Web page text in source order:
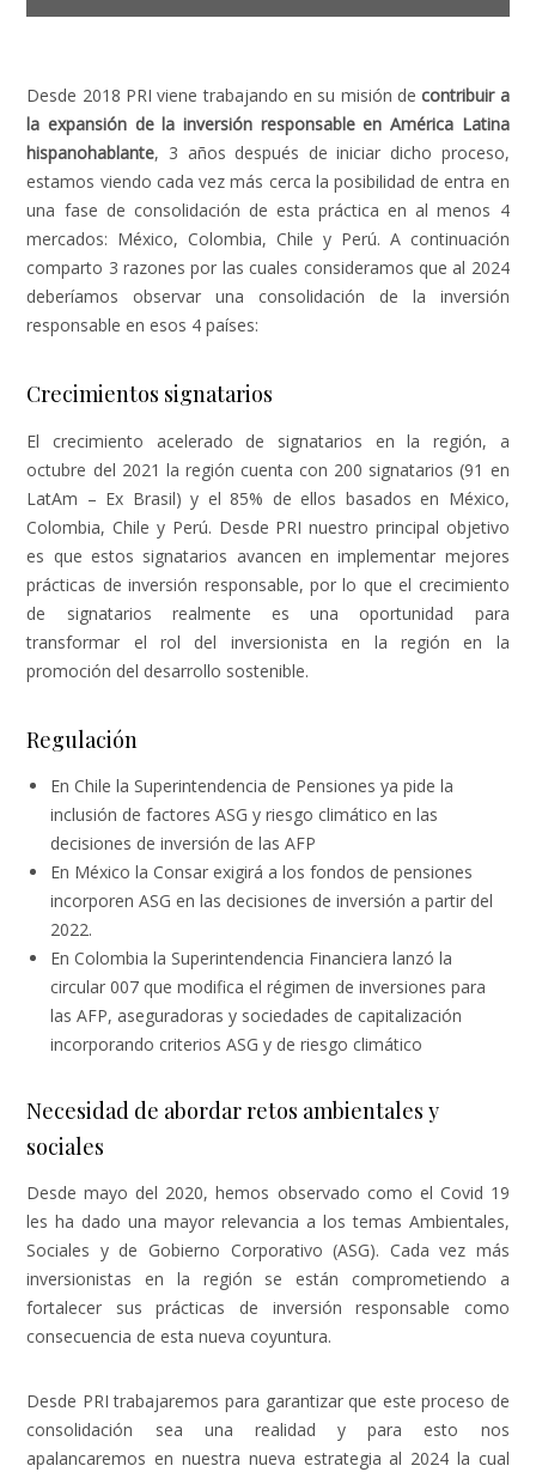
Desde 2018 PRI viene trabajando en su misión decontribuir a
la expansión de la inversión responsable en América Latina
hispanohablante, 3 años después de iniciar dicho proceso,
estamos viendo cada vez más cerca la posibilidad de entra en
una fase de consolidación de esta práctica en al menos 4
mercados: México, Colombia, Chile y Perú. A continuación
comparto 3 razones por las cuales consideramos que al 2024
deberíamos observar una consolidación de la inversión
responsable en esos 4 países:
Crecimientos signatarios
El crecimiento acelerado de signatarios en la región, a
octubre del 2021 la región cuenta con 200 signatarios (91 en
LatAm – Ex Brasil) y el 85% de ellos basados en México,
Colombia, Chile y Perú. Desde PRI nuestro principal objetivo
es que estos signatarios avancen en implementar mejores
prácticas de inversión responsable, por lo que el crecimiento
de signatarios realmente es una oportunidad para
transformar el rol del inversionista en la región en la
promoción del desarrollo sostenible.
Regulación
En Chile la Superintendencia de Pensiones ya pide la
inclusión de factores ASG y riesgo climático en las
decisiones de inversión de las AFP
En México la Consar exigirá a los fondos de pensiones
incorporen ASG en las decisiones de inversión a partir del
2022.
En Colombia la Superintendencia Financiera lanzó la
circular 007 que modifica el régimen de inversiones para
las AFP, aseguradoras y sociedades de capitalización
incorporando criterios ASG y de riesgo climático
Necesidad de abordar retos ambientales y
sociales
Desde mayo del 2020, hemos observado como el Covid 19
les ha dado una mayor relevancia a los temas Ambientales,
Sociales y de Gobierno Corporativo (ASG). Cada vez más
inversionistas en la región se están comprometiendo a
fortalecer sus prácticas de inversión responsable como
consecuencia de esta nueva coyuntura.
Desde PRI trabajaremos para garantizar que este proceso de
consolidación sea una realidad y para esto nos
apalancaremos en nuestra nueva estrategia al 2024 la cual